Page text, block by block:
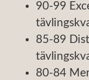
90-99
85-89
80-84